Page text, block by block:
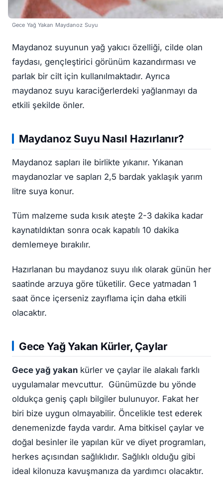
Gece Yağ Yakan Maydanoz Suyu
Maydanoz suyunun yağ yakıcı özelliği, cilde olan
faydası, gençleştirici görünüm kazandırması ve
parlak bir cilt için kullanılmaktadır. Ayrıca
maydanoz suyu karaciğerlerdeki yağlanmayı da
etkili şekilde önler.
Maydanoz Suyu Nasıl Hazırlanır?
Maydanoz sapları ile birlikte yıkanır. Yıkanan
maydanozlar ve sapları 2,5 bardak yaklaşık yarım
litre suya konur.
Tüm malzeme suda kısık ateşte 2-3 dakika kadar
kaynatıldıktan sonra ocak kapatılı 10 dakika
demlemeye bırakılır.
Hazırlanan bu maydanoz suyu ılık olarak günün her
saatinde arzuya göre tüketilir. Gece yatmadan 1
saat önce içerseniz zayıflama için daha etkili
olacaktır.
Gece Yağ Yakan Kürler, Çaylar
Gece yağ yakan kürler ve çaylar ile alakalı farklı
uygulamalar mevcuttur. Günümüzde bu yönde
oldukça geniş çaplı bilgiler bulunuyor. Fakat her
biri bize uygun olmayabilir. Öncelikle test ederek
denemenizde fayda vardır. Ama bitkisel çaylar ve
doğal besinler ile yapılan kür ve diyet programları,
herkes açısından sağlıklıdır. Sağlıklı olduğu gibi
ideal kilonuza kavuşmanıza da yardımcı olacaktır.